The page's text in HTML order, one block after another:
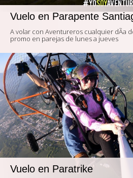
Vuelo en Parapente
A volar con Aventureros cualquier dÃ­a
promo en parejas de lunes a jueves
Vuelo en Paratrike